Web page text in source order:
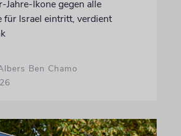
Ikone gegen alle
für Israel eintritt, verdient
Ben Chamo